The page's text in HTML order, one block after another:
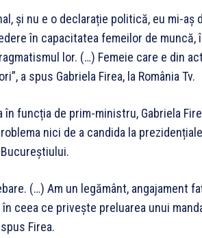
și nu e o declarație politică, eu mi-aș
în capacitatea femeilor de muncă,
lor. (…) Femeie care e din
a spus Gabriela Firea, la România Tv.
funcția de prim-ministru, Gabriela
nici de a candida la
(…) Am un legământ, angajament
ceea ce privește preluarea unui
Firea.